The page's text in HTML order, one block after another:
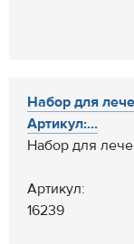
Набор для
Артикул:...
Набор для
Артикул:
16239